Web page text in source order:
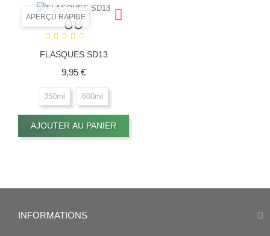
APERÇU RAPIDE
FLASQUES SD13
9,95 €Prix
350ml 600ml
AJOUTER AU PANIER
INFORMATIONS